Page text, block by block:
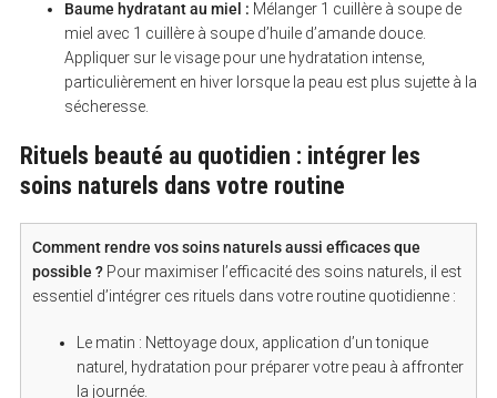
Baume hydratant au miel : Mélanger 1 cuillère à soupe de
miel avec 1 cuillère à soupe d’huile d’amande douce.
Appliquer sur le visage pour une hydratation intense,
particulièrement en hiver lorsque la peau est plus sujette à la
sécheresse.
Rituels beauté au quotidien : intégrer les
soins naturels dans votre routine
Comment rendre vos soins naturels aussi efficaces que
possible ?Pour maximiser l’efficacité des soins naturels, il est
essentiel d’intégrer ces rituels dans votre routine quotidienne :
Le matin : Nettoyage doux, application d’un tonique
naturel, hydratation pour préparer votre peau à affronter
la journée.